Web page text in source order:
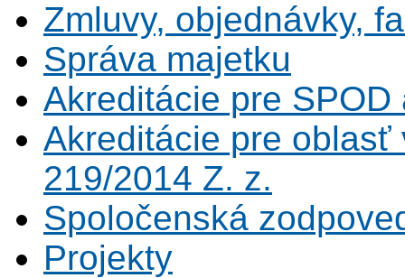
Zmluvy, objednávky,
Správa majetku
Akreditácie pre
Akreditácie pre
219/2014 Z. z.
Spoločenská
Projekty